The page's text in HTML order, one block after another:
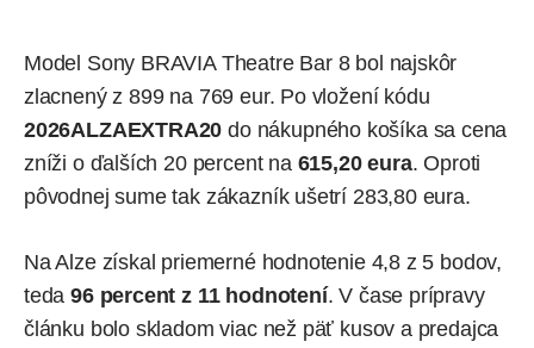
Model Sony BRAVIA Theatre Bar 8bol najskôr
zlacnený z 899 na 769 eur. Po vložení kódu
2026ALZAEXTRA20 do nákupného košíka sa cena
zníži o ďalších 20 percent na 615,20 eura. Oproti
pôvodnej sume tak zákazník ušetrí 283,80 eura.
Na Alze získal priemerné hodnotenie 4,8 z 5 bodov,
teda96 percent z 11 hodnotení. V čase prípravy
článku bolo skladom viac než päť kusov a predajca